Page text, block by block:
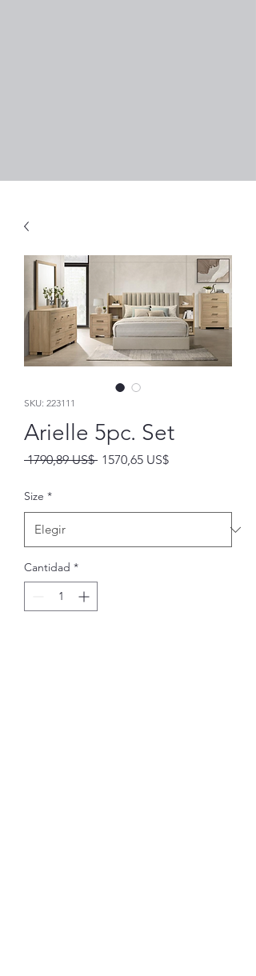
SKU: 223111
Arielle 5pc. Set
1790,89 US$ Precio
1570,65 US$Precio
Size *
Cantidad *